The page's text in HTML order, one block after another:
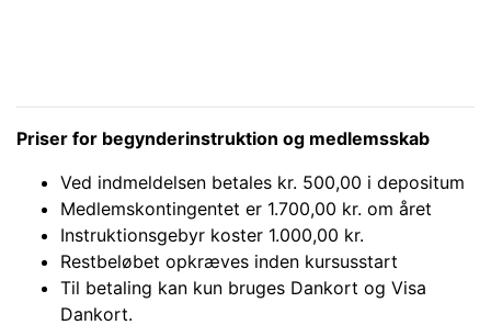
Priser for begynderinstruktion og medlemsskab
Ved indmeldelsen betales kr. 500,00 i depositum
Medlemskontingentet er 1.700,00 kr. om året
Instruktionsgebyr koster 1.000,00 kr.
Restbeløbet opkræves inden kursusstart
Til betaling kan kun bruges Dankort og Visa
Dankort.